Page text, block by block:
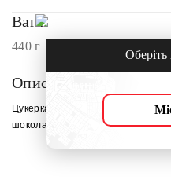
Вага:
440 г
Опис:
Цукерка, що нагадує
шоколадним печивом
Оберіть